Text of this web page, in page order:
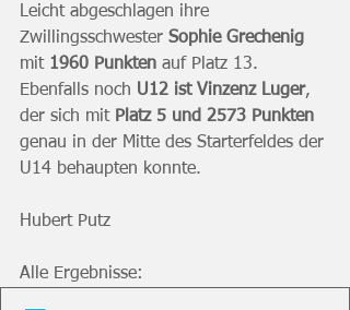
Leicht abgeschlagen ihre
Zwillingsschwester Sophie Grechenig
mit 1960 Punkten auf Platz 13.
Ebenfalls noch U12 ist Vinzenz Luger,
der sich mit Platz 5 und 2573 Punkten
genau in der Mitte des Starterfeldes der
U14 behaupten konnte.
Hubert Putz
Alle Ergebnisse: